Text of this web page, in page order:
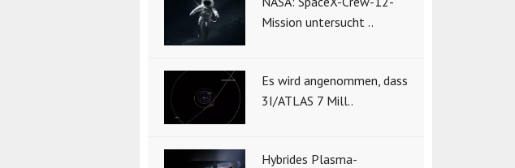
Mission untersucht ..
Es wird angenommen, dass
3I/ATLAS 7 Mill..
Hybrides Plasma-